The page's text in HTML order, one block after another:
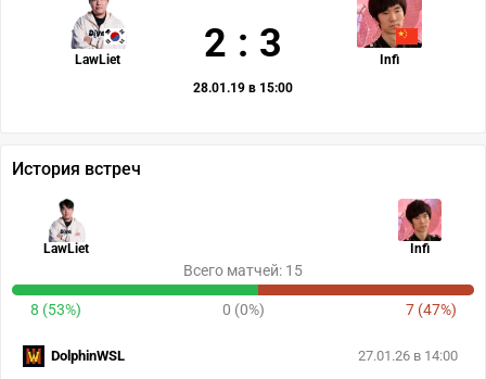
LawLiet Infi
2 : 3
28.01.19 в 15:00
История встреч
LawLiet Infi
Всего матчей: 15
8 (53%) 0 (0%) 7 (47%)
27.01.26 в 14:00
DolphinWSL